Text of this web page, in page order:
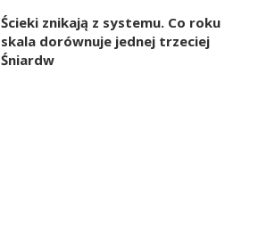
Ścieki znikają z systemu. Co roku
skala dorównuje jednej trzeciej
Śniardw